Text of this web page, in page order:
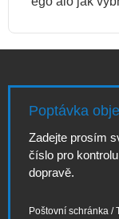
Poptávka
Zadejte prosím
číslo pro
dopravě.
Poštovní schránka /